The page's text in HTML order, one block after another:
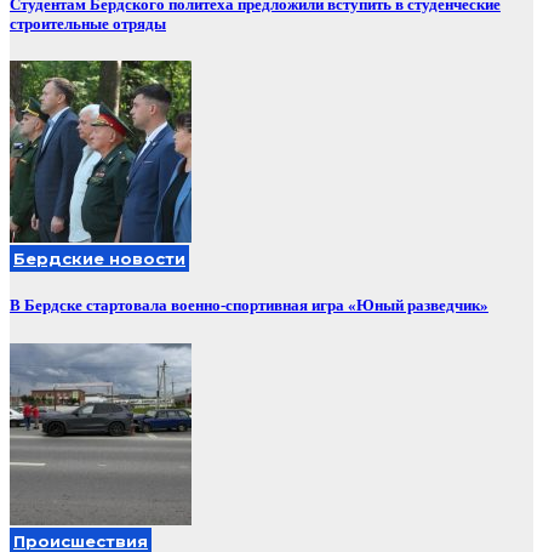
Студентам Бердского политеха предложили вступить в студенческие
строительные отряды
Бердские новости
В Бердске стартовала военно-спортивная игра «Юный разведчик»
Происшествия